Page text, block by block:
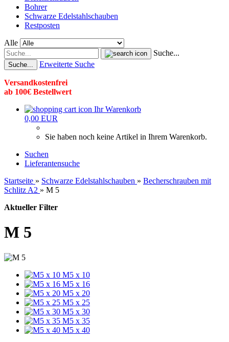
Bohrer
Schwarze Edelstahlschauben
Restposten
Alle
Suche...
Suche... Erweiterte Suche
Versandkostenfrei
ab 100€ Bestellwert
Ihr Warenkorb
0,00 EUR
Sie haben noch keine Artikel in Ihrem Warenkorb.
Suchen
Lieferantensuche
Startseite » Schwarze Edelstahlschauben » Becherschrauben mit
Schlitz A2 » M 5
Aktueller Filter
M 5
M5 x 10
M5 x 16
M5 x 20
M5 x 25
M5 x 30
M5 x 35
M5 x 40